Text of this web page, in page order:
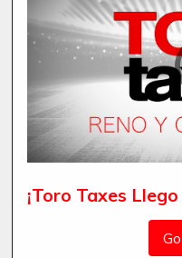
¡Toro Taxes